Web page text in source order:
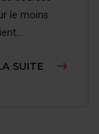
le moins
SUITE À